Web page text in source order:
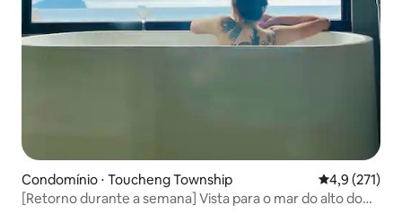
Condomínio ⋅ Toucheng Township 4,9 de uma
4,9 (271)
[Retorno durante a semana] Vista para o mar do alto do